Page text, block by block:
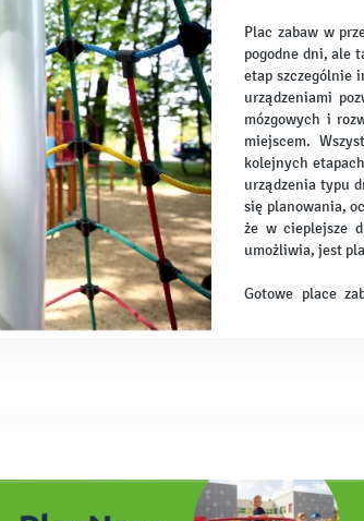
Plac zabaw w
pogodne dni, ale
etap szczególnie
urządzeniami
mózgowych i
miejscem.
kolejnych
urządzenia typu
się planowania,
że w cieplejsze
umożliwia, jest
Gotowe place
internetowego
wieku i wzrostu
zdjęć